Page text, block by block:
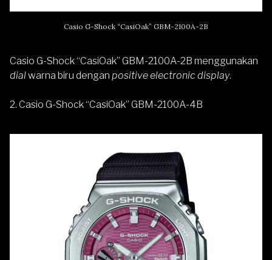
Casio G-Shock “CasiOak” GBM-2100A-2B
Casio G-Shock “CasiOak” GBM-2100A-2B menggunakan
dialwarna biru dengan positive electronic display.
2. Casio G-Shock “CasiOak” GBM-2100A-4B